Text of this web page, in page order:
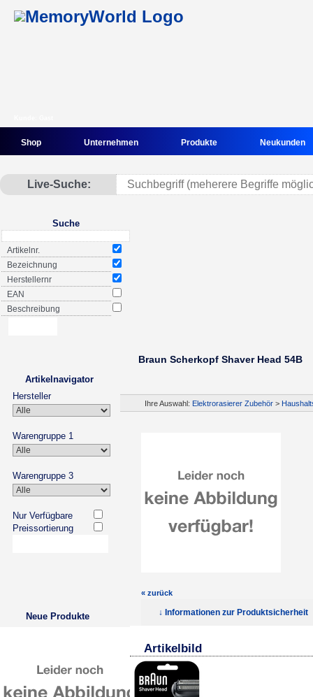
Shop Unternehmen Produkte Neukunden
Live-Suche:
Suche
Artikelnr.
Bezeichnung
Herstellernr
EAN
Beschreibung
Artikelnavigator
Hersteller
Warengruppe 1
Warengruppe 3
Nur Verfügbare
Preissortierung
Neue Produkte
Braun Scherkopf Shaver Head 54B
Ihre Auswahl: Elektrorasierer Zubehör >
« zurück
↓ Informationen zur Produktsicherheit
Artikelbild